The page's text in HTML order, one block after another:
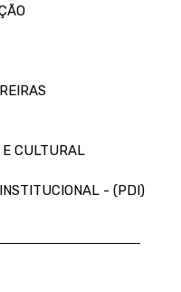
E CULTURAL
- (PDI)